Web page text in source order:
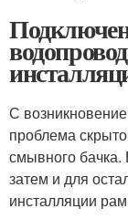
С
проблема
смывного бачка.
затем и для
инсталляции